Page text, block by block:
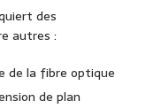
des
autres :
de la fibre optique
de plan